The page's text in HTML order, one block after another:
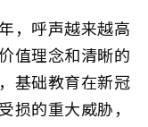
，呼声越来越高
值理念和清晰的
基础教育在新冠
损的重大威胁，